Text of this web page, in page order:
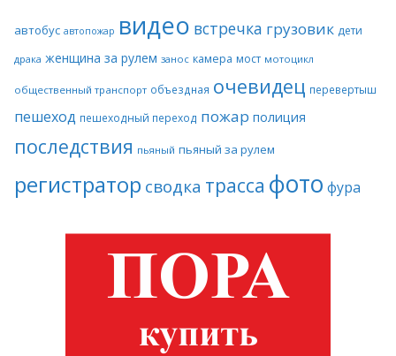
автобус автопожар видео встречка грузовик дети
драка женщина за рулем занос камера мост мотоцикл
общественный транспорт объездная очевидец перевертыш
пешеход пешеходный переход пожар полиция
последствия пьяный пьяный за рулем
регистратор сводка трасса фото фура